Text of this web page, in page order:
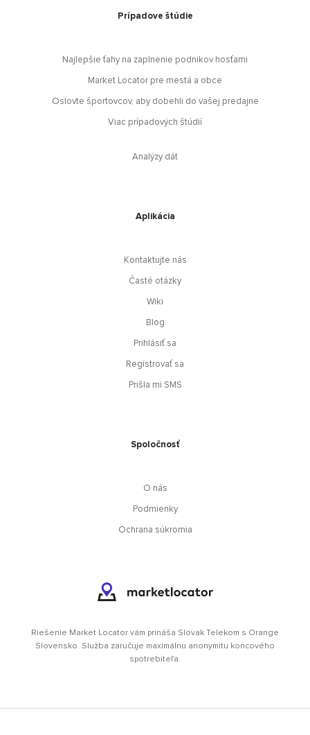
Prípadove štúdie
Najlepšie ťahy na zaplnenie podnikov hosťami
Market Locator pre mestá a obce
Oslovte športovcov, aby dobehli do vašej predajne
Viac prípadových štúdií
Analýzy dát
Aplikácia
Kontaktujte nás
Časté otázky
Wiki
Blog
Prihlásiť sa
Registrovať sa
Prišla mi SMS
Spoločnosť
O nás
Podmienky
Ochrana súkromia
Riešenie Market Locator vám prináša Slovak Telekom s Orange
Slovensko. Služba zaručuje maximálnu anonymitu koncového
spotrebiteľa.